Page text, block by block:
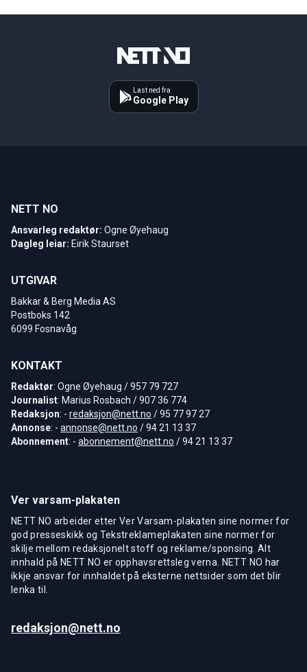
Last ned fra
Google Play
NETT NO
Ansvarleg redaktør: Ogne Øyehaug
Dagleg leiar: Eirik Staurset
UTGIVAR
Bakkar & Berg Media AS
Postboks 142
6099 Fosnavåg
KONTAKT
Redaktør: Ogne Øyehaug / 957 79 727
Journalist: Marius Rosbach / 907 36 774
Redaksjon: - redaksjon@nett.no / 95 77 97 27
Annonse: - annonse@nett.no / 94 21 13 37
Abonnement: - abonnement@nett.no / 94 21 13 37
Ver varsam-plakaten
NETT NO arbeider etter Ver Varsam-plakaten sine normer for
god presseskikk og Tekstreklameplakaten sine normer for
skilje mellom redaksjonelt stoff og reklame/sponsing. Alt
innhald på NETT NO er opphavsrettsleg verna. NETT NO har
ikkje ansvar for innhaldet på eksterne nettsider som det blir
lenka til.
redaksjon@nett.no